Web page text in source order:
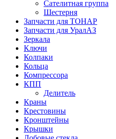
Сателитная группа
Шестерня
Запчасти для ТОНАР
Запчасти для УралАЗ
Зеркала
Ключи
Колпаки
Кольца
Компрессора
КПП
Делитель
Краны
Крестовины
Кронштейны
Крышки